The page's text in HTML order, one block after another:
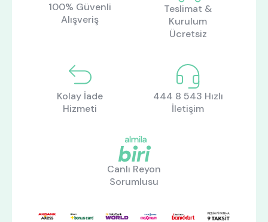
100% Güvenli
Alışveriş
Teslimat &
Kurulum
Ücretsiz
Kolay İade
Hizmeti
444 8 543 Hızlı
İletişim
Canlı Reyon
Sorumlusu